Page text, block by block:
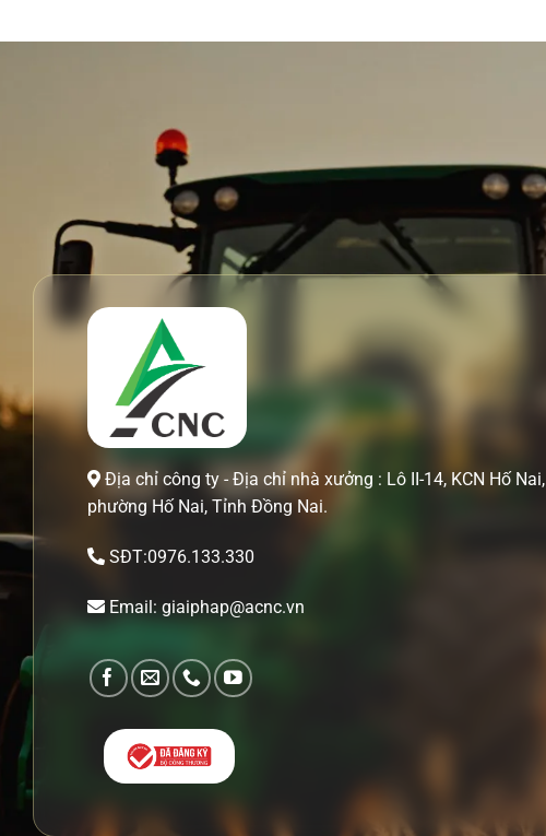
Địa chỉ công ty - Địa chỉ nhà xưởng : Lô II-14, KCN Hố Nai,
phường Hố Nai, Tỉnh Đồng Nai.
SĐT:0976.133.330
Email: giaiphap@acnc.vn